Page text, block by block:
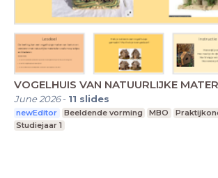
VOGELHUIS VAN NATUURLIJKE
June 2026- 11 slides
newEditor Beeldende vorming MBO
Studiejaar 1